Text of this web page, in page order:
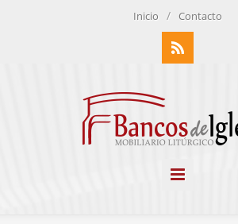
Inicio / Contacto